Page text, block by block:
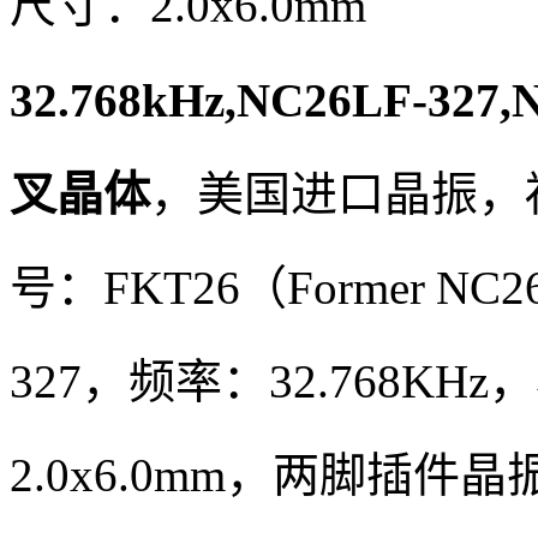
32.768kHz,NC26LF-
叉晶体，美国进口晶振
号：FKT26（Former
327，频率：32.768KHz
2.0x6.0mm，两脚插件晶